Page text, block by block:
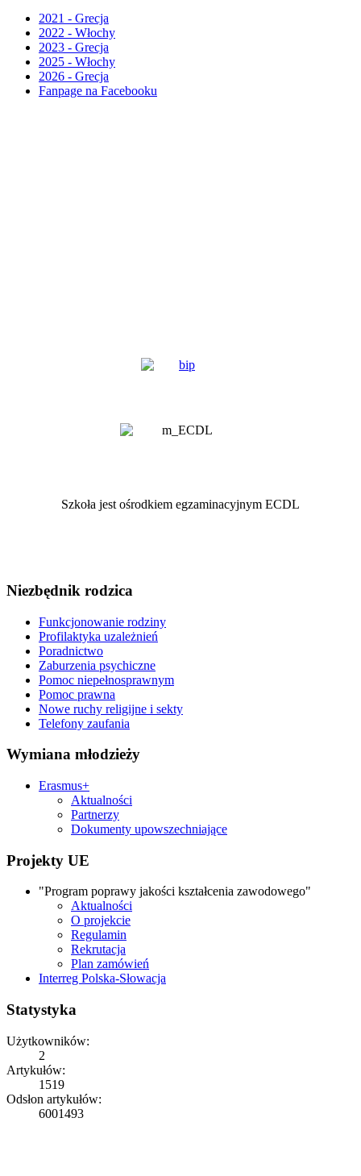
2021 - Grecja
2022 - Włochy
2023 - Grecja
2025 - Włochy
2026 - Grecja
Fanpage na Facebooku
Szkoła jest ośrodkiem egzaminacyjnym ECDL
Niezbędnik rodzica
Funkcjonowanie rodziny
Profilaktyka uzależnień
Poradnictwo
Zaburzenia psychiczne
Pomoc niepełnosprawnym
Pomoc prawna
Nowe ruchy religijne i sekty
Telefony zaufania
Wymiana młodzieży
Erasmus+
Aktualności
Partnerzy
Dokumenty upowszechniające
Projekty UE
"Program poprawy jakości kształcenia zawodowego"
Aktualności
O projekcie
Regulamin
Rekrutacja
Plan zamówień
Interreg Polska-Słowacja
Statystyka
Użytkowników:
2
Artykułów:
1519
Odsłon artykułów:
6001493